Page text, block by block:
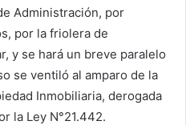
Administración, por
por la friolera de
y se hará un breve paralelo
se ventiló al amparo de la
Inmobiliaria, derogada
la Ley N°21.442.